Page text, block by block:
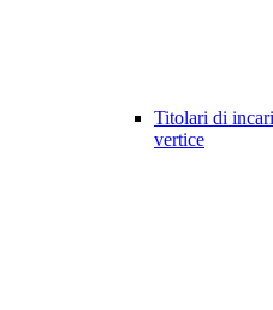
Titolari di
vertice